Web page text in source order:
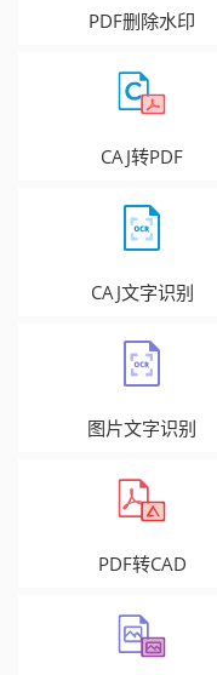
PDF删除水印
CAJ转PDF
CAJ文字识别
图片文字识别
PDF转CAD